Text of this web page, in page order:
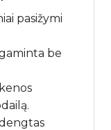
pasižymi
be